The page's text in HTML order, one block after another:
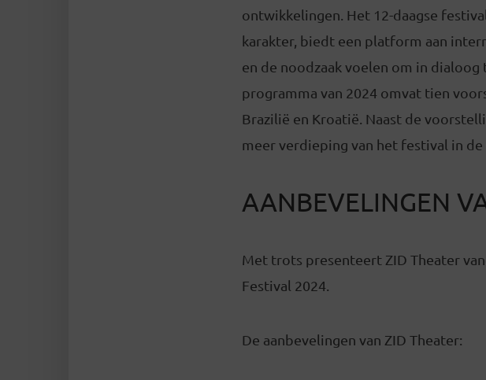
ontwikkelingen. Het 12-daagse
karakter, biedt een platform aan
en de noodzaak voelen om in
programma van 2024 omvat tien
Brazilië en Kroatië. Naast de
meer verdieping van het festival in
AANBEVELINGEN
Met trots presenteert ZID Theater
Festival 2024.
De aanbevelingen van ZID Theater: